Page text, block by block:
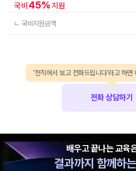
국비 45% 지원
ㄴ 국비지원금액
전화 상담하기
'천직에서 보고 전화드립니다'라고 하면
배우고 끝나는 교육
결과까지 함께하